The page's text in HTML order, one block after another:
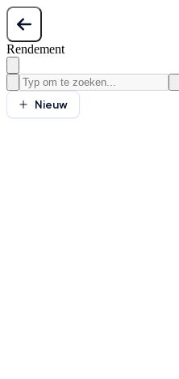
Rendement
Nieuw